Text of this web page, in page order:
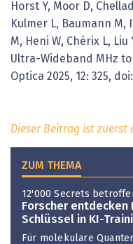
Horst Y, Moor D,
Kulmer L, Baumann M,
M, Heni W, Chérix L, Liu
Ultra-Wideband MHz
Optica 2025, 12: 325, doi:
Dieser Beitrag ist zuerst
ZUM THEMA
12'000 Secrets
Forscher entdecken
Schlüssel in KI-
Für molekulare